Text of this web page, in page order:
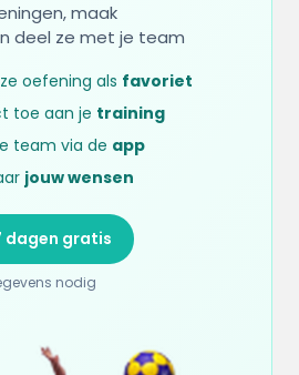
maak
deel ze met je team
oefening als favoriet
toe aan je training
team via de app
jouw wensen
dagen gratis
nodig